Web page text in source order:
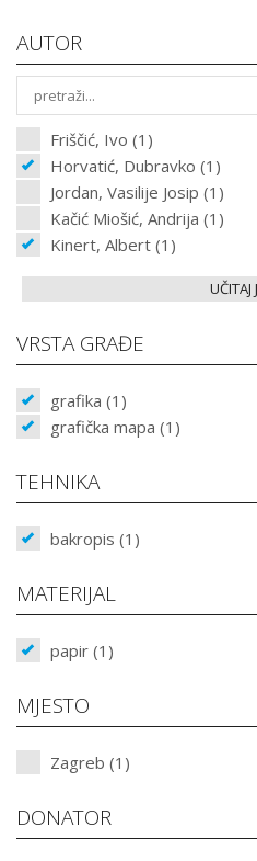
AUTOR
Friščić, Ivo (1)
Horvatić, Dubravko (1)
Jordan, Vasilije Josip (1)
Kačić Miošić, Andrija (1)
Kinert, Albert (1)
UČITAJ
VRSTA GRAĐE
grafika (1)
grafička mapa (1)
TEHNIKA
bakropis (1)
MATERIJAL
papir (1)
MJESTO
Zagreb (1)
DONATOR